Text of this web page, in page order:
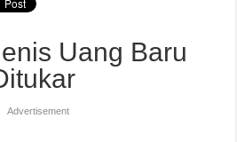
Uang Baru
Advertisement